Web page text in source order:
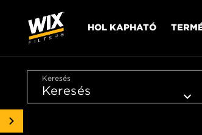
HOL KAPHATÓ
Keresés